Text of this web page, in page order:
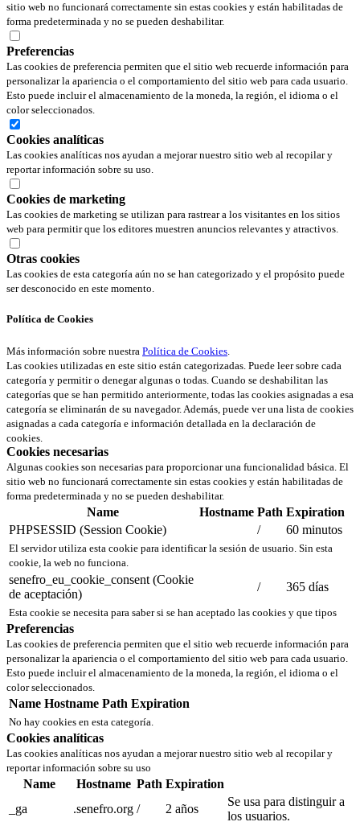
sitio web no funcionará correctamente sin estas cookies y están habilitadas de
forma predeterminada y no se pueden deshabilitar.
Preferencias
Las cookies de preferencia permiten que el sitio web recuerde información para
personalizar la apariencia o el comportamiento del sitio web para cada usuario.
Esto puede incluir el almacenamiento de la moneda, la región, el idioma o el
color seleccionados.
Cookies analíticas
Las cookies analíticas nos ayudan a mejorar nuestro sitio web al recopilar y
reportar información sobre su uso.
Cookies de marketing
Las cookies de marketing se utilizan para rastrear a los visitantes en los sitios
web para permitir que los editores muestren anuncios relevantes y atractivos.
Otras cookies
Las cookies de esta categoría aún no se han categorizado y el propósito puede
ser desconocido en este momento.
Política de Cookies
Más información sobre nuestra Política de Cookies.
Las cookies utilizadas en este sitio están categorizadas. Puede leer sobre cada
categoría y permitir o denegar algunas o todas. Cuando se deshabilitan las
categorías que se han permitido anteriormente, todas las cookies asignadas a esa
categoría se eliminarán de su navegador. Además, puede ver una lista de cookies
asignadas a cada categoría e información detallada en la declaración de
cookies.
Cookies necesarias
Algunas cookies son necesarias para proporcionar una funcionalidad básica. El
sitio web no funcionará correctamente sin estas cookies y están habilitadas de
forma predeterminada y no se pueden deshabilitar.
Name Hostname Path Expiration
PHPSESSID (Session Cookie)
/ 60 minutos
El servidor utiliza esta cookie para identificar la sesión de usuario. Sin esta
cookie, la web no funciona.
senefro_eu_cookie_consent (Cookie
de aceptación)
/ 365 días
Esta cookie se necesita para saber si se han aceptado las cookies y que tipos
Preferencias
Las cookies de preferencia permiten que el sitio web recuerde información para
personalizar la apariencia o el comportamiento del sitio web para cada usuario.
Esto puede incluir el almacenamiento de la moneda, la región, el idioma o el
color seleccionados.
Name Hostname Path Expiration
No hay cookies en esta categoría.
Cookies analíticas
Las cookies analíticas nos ayudan a mejorar nuestro sitio web al recopilar y
reportar información sobre su uso
Name Hostname Path Expiration
_ga
.senefro.org / 2 años
Se usa para distinguir a
los usuarios.